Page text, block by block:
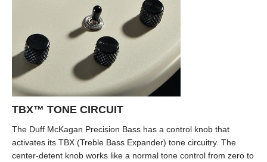
TBX™ TONE CIRCUIT
The Duff McKagan Precision Bass has a control knob that
activates its TBX (Treble Bass Expander) tone circuitry. The
center-detent knob works like a normal tone control from zero to